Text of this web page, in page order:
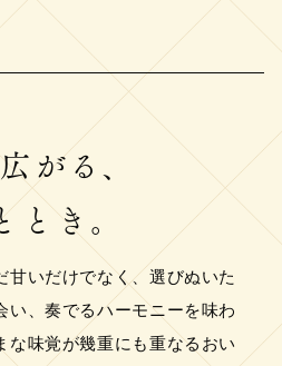
がる、
き。
甘いだけでなく、選びぬいた
い、奏でるハーモニーを味わ
な味覚が幾重にも重なるおい